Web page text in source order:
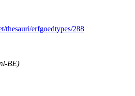
thesauri/erfgoedtypes/288
BE)